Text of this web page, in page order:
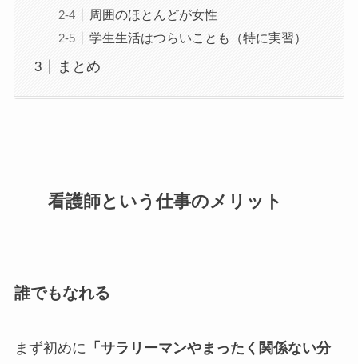
周囲のほとんどが女性
学生生活はつらいことも（特に実習）
まとめ
看護師という仕事のメリット
誰でもなれる
まず初めに 「サラリーマンやまったく関係ない分